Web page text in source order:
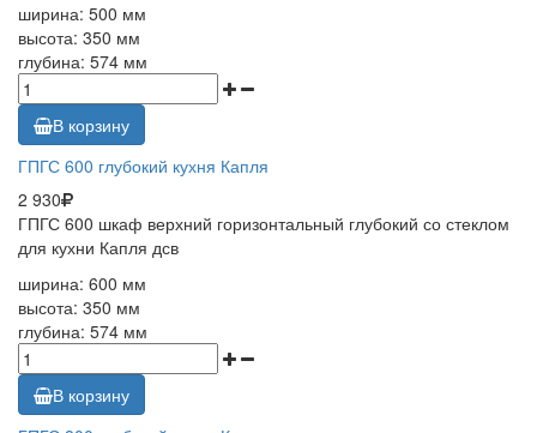
ширина: 500 мм
высота: 350 мм
глубина: 574 мм
В корзину
ГПГС 600 глубокий кухня Капля
2 930
ГПГС 600 шкаф верхний горизонтальный глубокий со стеклом
для кухни Капля дсв
ширина: 600 мм
высота: 350 мм
глубина: 574 мм
В корзину